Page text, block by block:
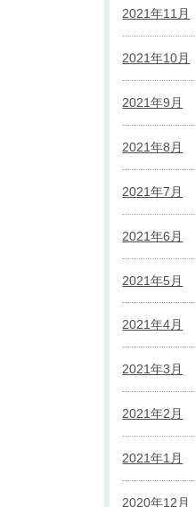
2021年11月
2021年10月
2021年9月
2021年8月
2021年7月
2021年6月
2021年5月
2021年4月
2021年3月
2021年2月
2021年1月
2020年12月